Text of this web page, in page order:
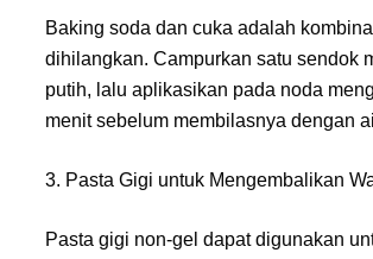
Baking soda dan cuka adalah
dihilangkan. Campurkan satu sendok
putih, lalu aplikasikan pada noda
menit sebelum membilasnya dengan
3. Pasta Gigi untuk Mengembalikan
Pasta gigi non-gel dapat digunakan